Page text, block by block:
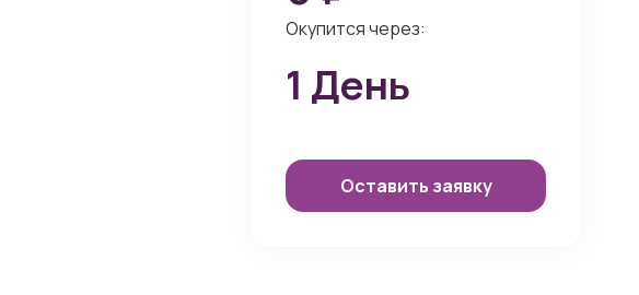
Окупится через:
1 День
Оставить заявку